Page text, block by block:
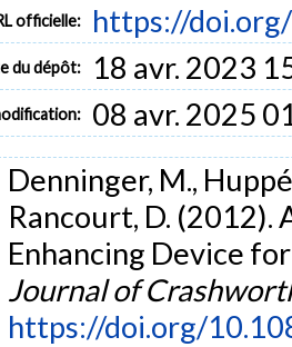
officielle: https://
du dépôt: 18 avr. 2023
08 avr. 2025
Denninger, M.,
Rancourt, D. (2012).
Enhancing Device
Journal of
https://doi.org/